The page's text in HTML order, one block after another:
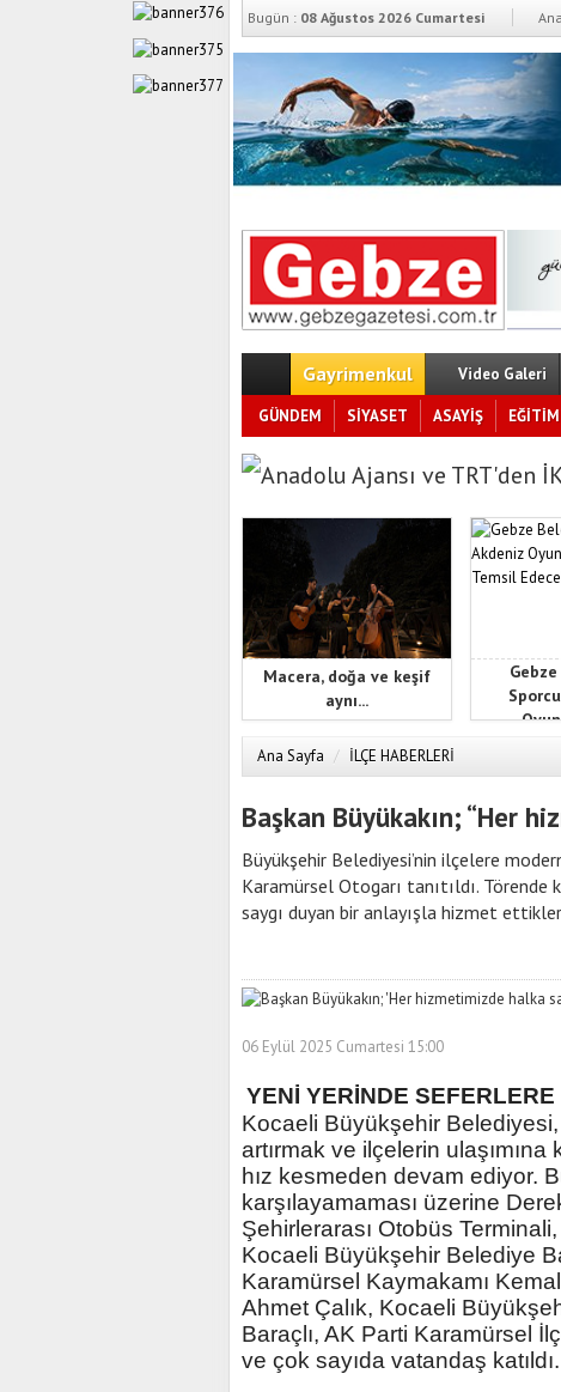
Bugün : 08 Ağustos 2026 Cumartesi
Gayrimenkul Video Galeri
GÜNDEM SİYASET ASAYİŞ EĞİTİM
Anadolu Ajansı ve TRT'den
Macera, doğa ve keşif
aynı...
Ana Sayfa / İLÇE HABERLERİ
Başkan Büyükakın; “Her
Büyükşehir Belediyesi’nin ilçelere
Karamürsel Otogarı tanıtıldı. Törende
saygı duyan bir anlayışla hizmet
06 Eylül 2025 Cumartesi 15:00
YENİ YERİNDE
Kocaeli Büyükşehir
artırmak ve ilçelerin ulaşımına
hız kesmeden devam ediyor.
karşılayamaması üzerine
Şehirlerarası Otobüs
Kocaeli Büyükşehir Belediye
Karamürsel Kaymakamı
Ahmet Çalık, Kocaeli
Baraçlı, AK Parti Karamürsel
ve çok sayıda vatandaş katıldı.